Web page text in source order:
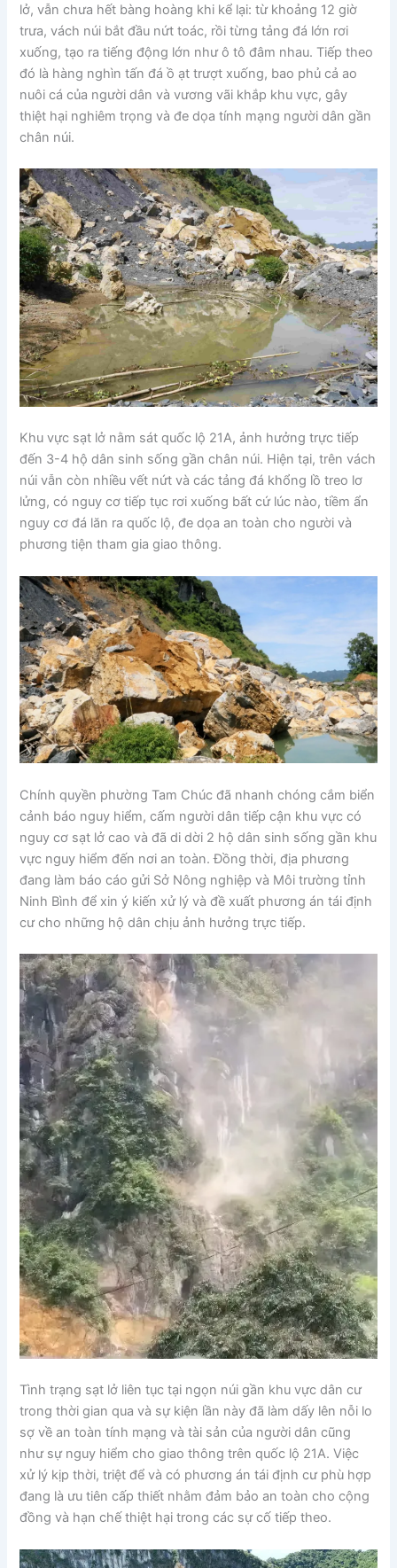
lở, vẫn chưa hết bàng hoàng khi kể lại: từ khoảng 12 giờ
trưa, vách núi bắt đầu nứt toác, rồi từng tảng đá lớn rơi
xuống, tạo ra tiếng động lớn như ô tô đâm nhau. Tiếp theo
đó là hàng nghìn tấn đá ồ ạt trượt xuống, bao phủ cả ao
nuôi cá của người dân và vương vãi khắp khu vực, gây
thiệt hại nghiêm trọng và đe dọa tính mạng người dân gần
chân núi.
Khu vực sạt lở nằm sát quốc lộ 21A, ảnh hưởng trực tiếp
đến 3-4 hộ dân sinh sống gần chân núi. Hiện tại, trên vách
núi vẫn còn nhiều vết nứt và các tảng đá khổng lồ treo lơ
lửng, có nguy cơ tiếp tục rơi xuống bất cứ lúc nào, tiềm ẩn
nguy cơ đá lăn ra quốc lộ, đe dọa an toàn cho người và
phương tiện tham gia giao thông.
Chính quyền phường Tam Chúc đã nhanh chóng cắm biển
cảnh báo nguy hiểm, cấm người dân tiếp cận khu vực có
nguy cơ sạt lở cao và đã di dời 2 hộ dân sinh sống gần khu
vực nguy hiểm đến nơi an toàn. Đồng thời, địa phương
đang làm báo cáo gửi Sở Nông nghiệp và Môi trường tỉnh
Ninh Bình để xin ý kiến xử lý và đề xuất phương án tái định
cư cho những hộ dân chịu ảnh hưởng trực tiếp.
Tình trạng sạt lở liên tục tại ngọn núi gần khu vực dân cư
trong thời gian qua và sự kiện lần này đã làm dấy lên nỗi lo
sợ về an toàn tính mạng và tài sản của người dân cũng
như sự nguy hiểm cho giao thông trên quốc lộ 21A. Việc
xử lý kịp thời, triệt để và có phương án tái định cư phù hợp
đang là ưu tiên cấp thiết nhằm đảm bảo an toàn cho cộng
đồng và hạn chế thiệt hại trong các sự cố tiếp theo.